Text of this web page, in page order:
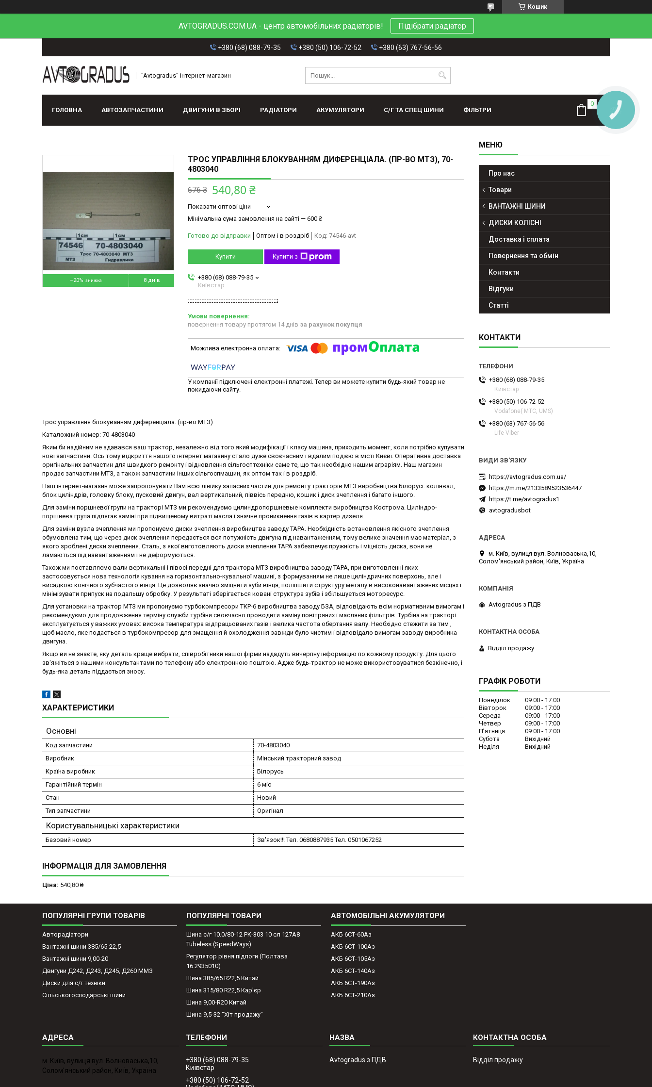
Кошик
AVTOGRADUS.COM.UA - центр автомобільних радіаторів! Підібрати радіатор
+380 (68) 088-79-35 +380 (50) 106-72-52 +380 (63) 767-56-56
"Avtogradus" інтернет-магазин
ГОЛОВНА АВТОЗАПЧАСТИНИ ДВИГУНИ В ЗБОРІ РАДІАТОРИ АКУМУЛЯТОРИ С/Г ТА СПЕЦ ШИНИ ФІЛЬТРИ
–20% 8 днів
ТРОС УПРАВЛІННЯ БЛОКУВАННЯМ ДИФЕРЕНЦІАЛА. (ПР-ВО МТЗ), 70-
4803040
676 ₴ 540,80 ₴
Показати оптові ціни
Мінімальна сума замовлення на сайті — 600 ₴
Готово до відправки Оптом і в роздріб Код: 74546-avt
Купити Купити з
+380 (68) 088-79-35
Київстар
повернення товару протягом 14 днів за рахунок покупця
У компанії підключені електронні платежі. Тепер ви можете купити будь-який товар не
покидаючи сайту.
Трос управління блокуванням диференціала. (пр-во МТЗ)
Каталожний номер: 70-4803040
Яким би надійним не здавався ваш трактор, незалежно від того який модифікації і класу машина, приходить момент, коли потрібно купувати
нові запчастини. Ось тому відкриття нашого інтернет магазину стало дуже своєчасним і вдалим подією в місті Києві. Оперативна доставка
оригінальних запчастин для швидкого ремонту і відновлення сільгосптехніки саме те, що так необхідно нашим аграріям. Наш магазин
продає запчастини МТЗ, а також запчастини інших сільгоспмашин, як оптом так і в роздріб.
Наш інтернет-магазин може запропонувати Вам всю лінійку запасних частин для ремонту тракторів МТЗ виробництва Білорусі: колінвал,
блок циліндрів, головку блоку, пусковий двигун, вал вертикальний, піввісь передню, кошик і диск зчеплення і багато іншого.
Для заміни поршневої групи на тракторі МТЗ ми рекомендуємо цилиндропоршневые комплекти виробництва Кострома. Циліндро-
поршнева група підлягає заміні при підвищеному витраті масла і значне проникнення газів в картер дизеля.
Для заміни вузла зчеплення ми пропонуємо диски зчеплення виробництва заводу ТАРА. Необхідність встановлення якісного зчеплення
обумовлена тим, що через диск зчеплення передається вся потужність двигуна під навантаженням, тому велике значення має матеріал, з
якого зроблені диски зчеплення. Сталь, з якої виготовляють диски зчеплення ТАРА забезпечує пружність і міцність диска, вони не
ламаються під навантаженням і не деформуються.
Також ми поставляємо вали вертикальні і півосі передні для трактора МТЗ виробництва заводу ТАРА, при виготовленні яких
застосовується нова технологія кування на горизонтально-кувальної машині, з формуванням не лише циліндричних поверхонь, але і
висадкою конічного зубчастого вінця. Це дозволяє значно зміцнити зуби вінця, поліпшити структуру металу в високонавантажених місцях і
мінімізувати припуск на подальшу обробку. У результаті зберігається ковані структура зубів і збільшується моторесурс.
Для установки на трактор МТЗ ми пропонуємо турбокомпресори ТКР-6 виробництва заводу БЗА, відповідають всім нормативним вимогам і
рекомендуємо для продовження терміну служби турбіни своєчасно проводити заміну повітряних і масляних фільтрів. Турбіна на тракторі
експлуатується у важких умовах: висока температура відпрацьованих газів і велика частота обертання валу. Необхідно стежити за тим ,
щоб масло, яке подається в турбокомпресор для змащення й охолодження завжди було чистим і відповідало вимогам заводу-виробника
двигуна.
Якщо ви не знаєте, яку деталь краще вибрати, співробітники нашої фірми нададуть вичерпну інформацію по кожному продукту. Для цього
зв'яжіться з нашими консультантами по телефону або електронною поштою. Адже будь-трактор не може використовуватися безкінечно, і
будь-яка деталь піддається зносу.
ХАРАКТЕРИСТИКИ
Основні
Код запчастини
70-4803040
Виробник
Мінський тракторний завод
Країна виробник
Білорусь
Гарантійний термін
6 міс
Стан
Новий
Тип запчастини
Оригінал
Користувальницькі характеристики
Базовий номер Зв'язок!!! Тел. 0680887935 Тел. 0501067252
ІНФОРМАЦІЯ ДЛЯ ЗАМОВЛЕННЯ
Ціна: 540,80 ₴
Про нас
Товари
ВАНТАЖНІ ШИНИ
ДИСКИ КОЛІСНІ
Доставка і сплата
Повернення та обмін
Контакти
Відгуки
Статті
КОНТАКТИ
+380 (68) 088-79-35
Київстар
+380 (50) 106-72-52
Vodafone( МТС, UMS)
+380 (63) 767-56-56
Life Viber
https://avtogradus.com.ua/
https://m.me/2133589523536447
https://t.me/avtogradus1
avtogradusbot
м. Київ, вулиця вул. Волноваська,10,
Солом'янський район, Київ, Україна
Avtogradus з ПДВ
Відділ продажу
ГРАФІК РОБОТИ
Понеділок 09:00
17:00
Вівторок
09:00
17:00
Середа
09:00
17:00
Четвер
09:00
17:00
Пʼятниця
09:00
17:00
Субота
Вихідний
Неділя
Вихідний
ПОПУЛЯРНІ ГРУПИ ТОВАРІВ
Авторадіатори
Вантажні шини 385/65-22,5
Вантажні шини 9,00-20
Двигуни Д242, Д243, Д245, Д260 ММЗ
Диски для с/г техніки
Сільськогосподарські шини
ПОПУЛЯРНІ ТОВАРИ
Шина с/г 10.0/80-12 PK-303 10 сл 127A8
Tubeless (SpeedWays)
Регулятор рівня підлоги (Полтава
16.2935010)
Шина 385/65 R22,5 Китай
Шина 315/80 R22,5 Кар'єр
Шина 9,00-R20 Китай
Шина 9,5-32 "Хіт продажу"
АВТОМОБІЛЬНІ АКУМУЛЯТОРИ
АКБ 6СТ-60Аз
АКБ 6СТ-100Аз
АКБ 6СТ-105Аз
АКБ 6СТ-140Аз
АКБ 6СТ-190Аз
АКБ 6СТ-210Аз
м. Київ, вулиця вул. Волноваська,10,
Солом'янський район, Київ, Україна
+380 (68) 088-79-35
Київстар
+380 (50) 106-72-52
Avtogradus з ПДВ Відділ продажу
КНОПКА
ЗВ'ЯЗКУ